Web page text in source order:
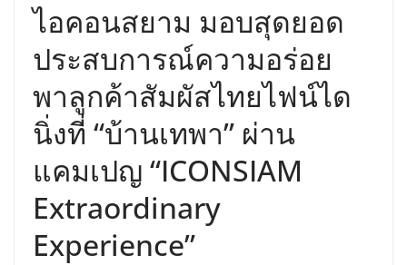
ไอคอนสยาม มอบสุดยอด
ประสบการณ์ความอร่อย
พาลูกค้าสัมผัสไทยไฟน์ได
นิ่งที่ “บ้านเทพา” ผ่าน
แคมเปญ “ICONSIAM
Extraordinary
Experience”